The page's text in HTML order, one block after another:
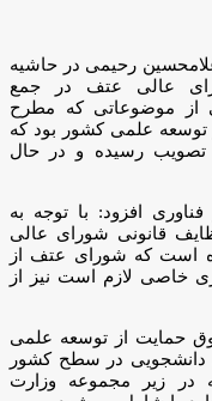
رحیمی در حاشیه
عالی عتف در جمع
از موضوعاتی که مطرح
علمی کشور بود که
تصویب رسیده و در حال
افزود: با توجه به
قانونی شورای عالی
است که شورای عتف از
خاصی لازم است نیز از
حمایت از توسعه علمی
دانشجویی در سطح کشور
زیر مجموعه وزارت